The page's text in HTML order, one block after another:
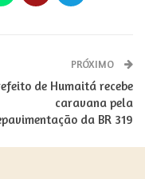
PRÓXIMO
de Humaitá recebe
caravana pela
da BR 319